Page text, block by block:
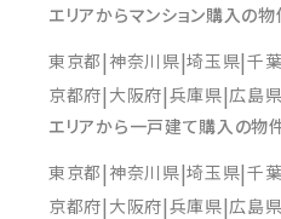
エリアからマンション購入の
東京都 神奈川県 埼玉県 千
京都府 大阪府 兵庫県 広島県
エリアから一戸建て購入の物
東京都 神奈川県 埼玉県 千
京都府 大阪府 兵庫県 広島県